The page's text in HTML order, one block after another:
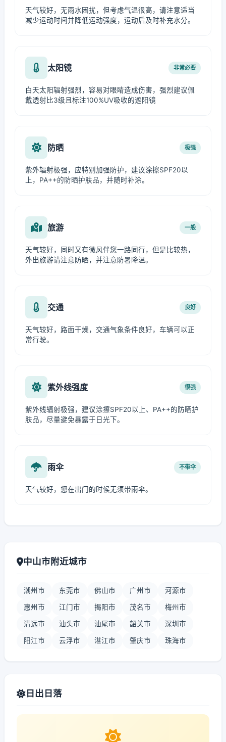
天气较好，无雨水困扰，但考虑气温很高，请注意适当
减少运动时间并降低运动强度，运动后及时补充水分。
太阳镜 非常必要
白天太阳辐射强烈，容易对眼睛造成伤害，强烈建议佩
戴透射比3级且标注100%UV吸收的遮阳镜
防晒 极强
紫外辐射极强，应特别加强防护，建议涂擦SPF20以
上，PA++的防晒护肤品，并随时补涂。
旅游 一般
天气较好，同时又有微风伴您一路同行，但是比较热，
外出旅游请注意防晒，并注意防暑降温。
交通 良好
天气较好，路面干燥，交通气象条件良好，车辆可以正
常行驶。
紫外线强度 很强
紫外线辐射极强，建议涂擦SPF20以上、PA++的防晒护
肤品，尽量避免暴露于日光下。
雨伞 不带伞
天气较好，您在出门的时候无须带雨伞。
中山市附近城市
潮州市 东莞市 佛山市 广州市 河源市
惠州市 江门市 揭阳市 茂名市 梅州市
清远市 汕头市 汕尾市 韶关市 深圳市
阳江市 云浮市 湛江市 肇庆市 珠海市
日出日落